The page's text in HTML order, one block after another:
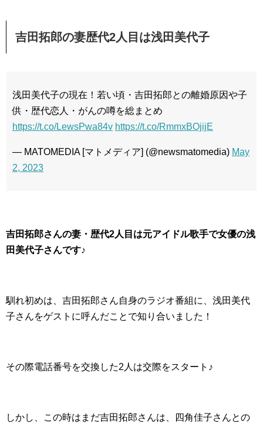
吉田拓郎の妻歴代2人目は浅田美代子
浅田美代子の現在！若い頃・吉田拓郎との離婚原因や子
供・歴代恋人・がんの噂を総まとめ
https://t.co/LewsPwa84v https://t.co/RmmxBOjijE
— MATOMEDIA [マトメディア] (@newsmatomedia) May
2, 2023
吉田拓郎さんの妻・歴代2人目は元アイドル歌手で女優の浅
田美代子さんです♪
馴れ初めは、吉田拓郎さん自身のラジオ番組に、浅田美代
子さんをゲストに呼んだことで知り合いました！
その際電話番号を交換した2人は交際をスタート♪
しかし、この時はまだ吉田拓郎さんは、四角佳子さんとの